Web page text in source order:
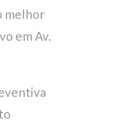
melhor
em Av.